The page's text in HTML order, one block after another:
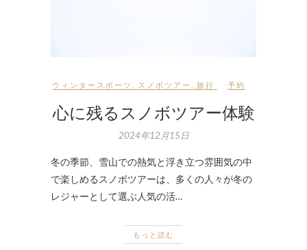
ウィンタースポーツ スノボツアー 旅行 予約
心に残るスノボツアー体験
2024年12月15日
冬の季節、雪山での熱気と浮き立つ雰囲気の中
で楽しめるスノボツアーは、多くの人々が冬の
レジャーとして選ぶ人気の活…
もっと読む